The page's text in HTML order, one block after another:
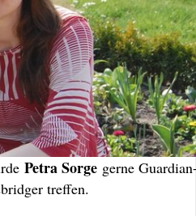
Petra Sorge gerne
treffen.